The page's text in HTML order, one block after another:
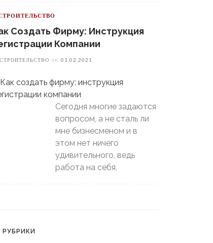
Вышел В
Даже Не Доиграв
Пойдет Сильный Снег, А
Создать Фирму: Инструкция
Компании
СТРОИТЕЛЬСТВО on 01.02.2021
Сегодня многие задаются
вопросом, а не сталь ли
мне бизнесменом и в
этом нет ничего
удивительного, ведь
работа на себя,
РУБРИКИ